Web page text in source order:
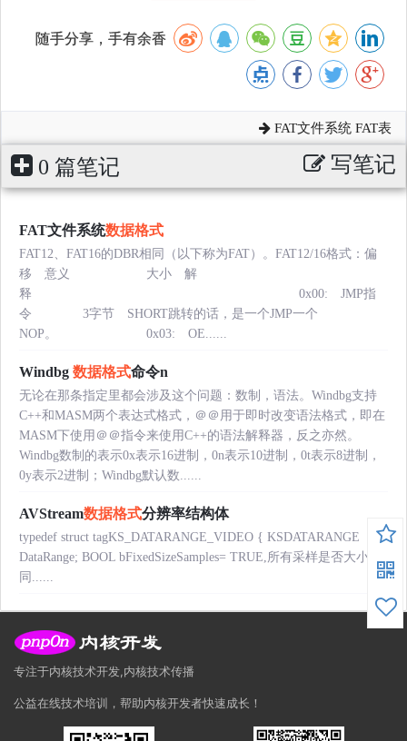
随手分享，手有余香
FAT文件系统 FAT表
0 篇笔记 写笔记
FAT文件系统数据格式
FAT12、FAT16的DBR相同（以下称为FAT）。FAT12/16格式：偏
移 意义 大小 解
释 0x00: JMP指
令 3字节 SHORT跳转的话，是一个JMP一个
NOP。 0x03: OE......
Windbg 数据格式命令n
无论在那条指定里都会涉及这个问题：数制，语法。Windbg支持
C++和MASM两个表达式格式，＠＠用于即时改变语法格式，即在
MASM下使用＠＠指令来使用C++的语法解释器，反之亦然。
Windbg数制的表示0x表示16进制，0n表示10进制，0t表示8进制，
0y表示2进制；Windbg默认数......
AVStream数据格式分辨率结构体
typedef struct tagKS_DATARANGE_VIDEO { KSDATARANGE
DataRange; BOOL bFixedSizeSamples= TRUE,所有采样是否大小相
同......
专注于内核技术开发,内核技术传播
公益在线技术培训，帮助内核开发者快速成长！